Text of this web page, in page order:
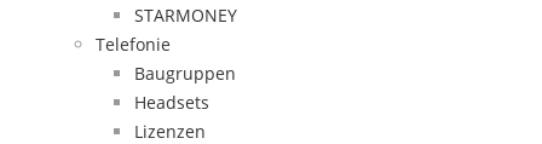
STARMONEY
Telefonie
Baugruppen
Headsets
Lizenzen